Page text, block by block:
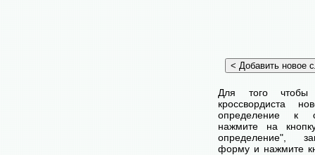
Для того чтобы
кроссвордиста
определение к
нажмите на
определение",
форму и нажмите